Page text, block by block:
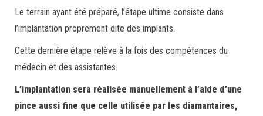
Le terrain ayant été préparé, l’étape ultime consiste dans
l’implantation proprement dite des implants.
Cette dernière étape relève à la fois des compétences du
médecin et des assistantes.
L’implantation sera réalisée manuellement à l’aide d’une
pince aussi fine que celle utilisée par les diamantaires,